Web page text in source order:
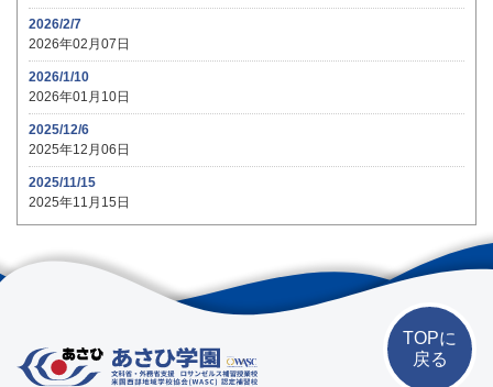
2026/2/7
2026年02月07日
2026/1/10
2026年01月10日
2025/12/6
2025年12月06日
2025/11/15
2025年11月15日
TOPに
戻る